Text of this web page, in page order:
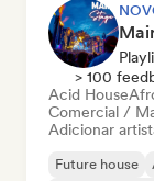
> 100
Acid House
Comercial /
Adicionar
Future house